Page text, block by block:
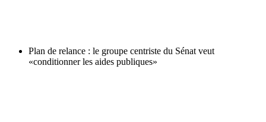
Plan de relance : le groupe centriste du Sénat veut
«conditionner les aides publiques»